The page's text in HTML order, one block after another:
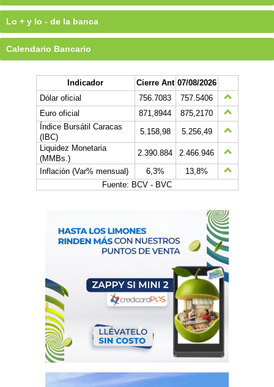
Lo + y lo - de la banca
Calendario Bancario
Indicador Cierre Ant 07/08/2026
Dólar oficial
756.7083
757.5406
Euro oficial
871,8944
875,2170
Índice Bursátil Caracas
(IBC)
5.158,98
5.256,49
Liquidez Monetaria
(MMBs.)
2.390.884
2.466.946
Inflación (Var% mensual)
6,3%
13,8%
Fuente: BCV - BVC